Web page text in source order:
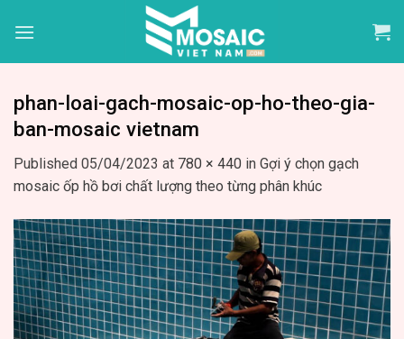
phan-loai-gach-mosaic-op-ho-theo-gia-
ban-mosaic vietnam
Published 05/04/2023 at 780 × 440 in Gợi ý chọn gạch
mosaic ốp hồ bơi chất lượng theo từng phân khúc